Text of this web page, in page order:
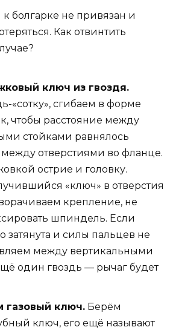
болгарке не привязан и
Как отвинтить
ключ из гвоздя.
«сотку», сгибаем в форме
чтобы расстояние между
стойками равнялось
отверстиями во фланце.
острие и головку.
«ключ» в отверстия
крепление, не
шпиндель. Если
затянута и силы пальцев не
между вертикальными
один гвоздь — рычаг будет
газовый ключ. Берём
ключ, его ещё называют